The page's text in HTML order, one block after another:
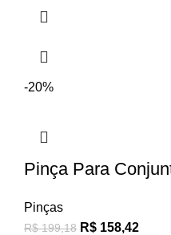
-20%
Pinça Para
Pinças
R$199,18 R$ 158,42